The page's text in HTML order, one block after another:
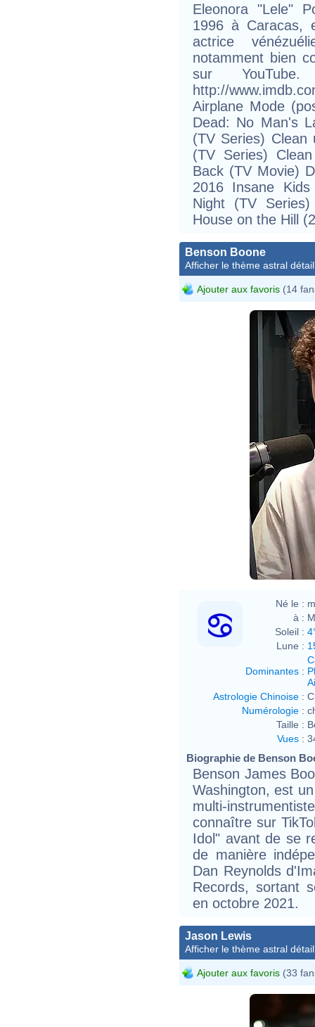
Eleonora "Lele"
1996 à Caracas,
actrice
notamment bien
sur
http://
Airplane Mode
Dead: No Man's
(TV Series) Clean
(TV Series)
Back (TV Movie)
2016 Insane
Night (TV
House on the Hill
Benson Boone
Afficher le thème astral
Ajouter aux favoris (14
Né le :
à :
Soleil :
Lune :
Dominantes :
Astrologie Chinoise :
Numérologie :
Taille :
Vues :
Biographie de Benson
Benson James
Washington, est
multi-
connaître sur
Idol" avant de se
de manière
Dan Reynolds
Records, sortant
en octobre 2021.
Jason Lewis
Afficher le thème astral
Ajouter aux favoris (33